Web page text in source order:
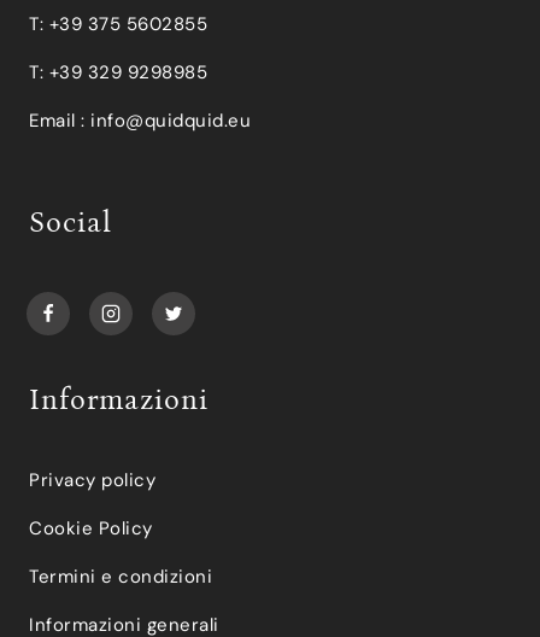
T: +39 375 5602855
T: +39 329 9298985
Email : info@quidquid.eu
Social
Informazioni
Privacy policy
Cookie Policy
Termini e condizioni
Informazioni generali